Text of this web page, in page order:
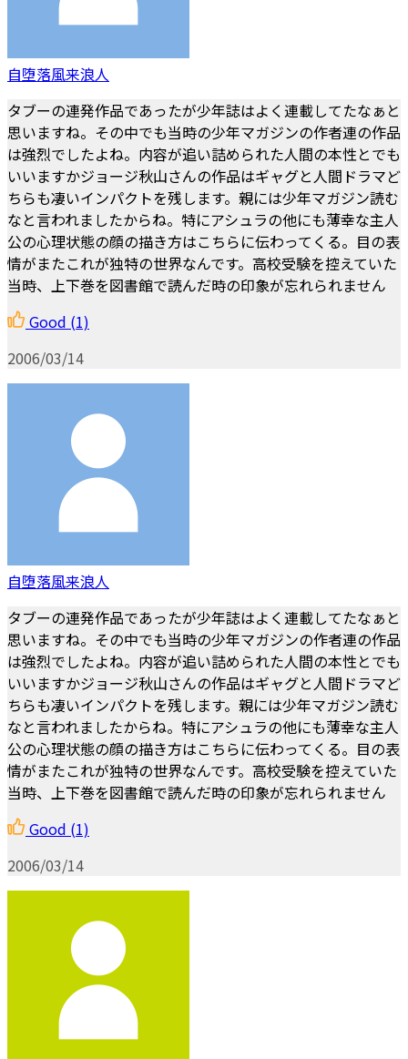
自堕落風来浪人
タブーの連発作品であったが少年誌はよく連載してたなぁと
思いますね。その中でも当時の少年マガジンの作者連の作品
は強烈でしたよね。内容が追い詰められた人間の本性とでも
いいますかジョージ秋山さんの作品はギャグと人間ドラマど
ちらも凄いインパクトを残します。親には少年マガジン読む
なと言われましたからね。特にアシュラの他にも薄幸な主人
公の心理状態の顔の描き方はこちらに伝わってくる。目の表
情がまたこれが独特の世界なんです。高校受験を控えていた
当時、上下巻を図書館で読んだ時の印象が忘れられません
Good (1)
2006/03/14
自堕落風来浪人
タブーの連発作品であったが少年誌はよく連載してたなぁと
思いますね。その中でも当時の少年マガジンの作者連の作品
は強烈でしたよね。内容が追い詰められた人間の本性とでも
いいますかジョージ秋山さんの作品はギャグと人間ドラマど
ちらも凄いインパクトを残します。親には少年マガジン読む
なと言われましたからね。特にアシュラの他にも薄幸な主人
公の心理状態の顔の描き方はこちらに伝わってくる。目の表
情がまたこれが独特の世界なんです。高校受験を控えていた
当時、上下巻を図書館で読んだ時の印象が忘れられません
Good (1)
2006/03/14